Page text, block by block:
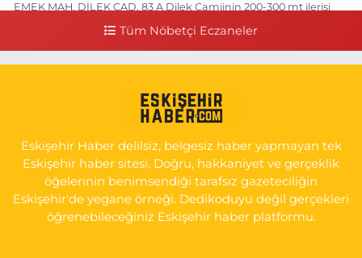
EMEK MAH. DİLEK CAD. 83 A Dilek Camiinin 200-300 mt ilerisi
İSTİKLAL MAH. ŞAİR FUZULİ CAD. NO:35 A HAVA HASTANESİ
KARŞI KÖŞESİ ŞAİR FUZULİ AİLE SAĞLIĞI MERKEZİ KARŞISI
0 (222) 230 11 31 Yol Tarifi Al
Tüm Nöbetçi Eczaneler
Eskişehir Haber delilsiz, belgesiz haber yapmayan tek
Eskişehir haber sitesi. Doğru, hakkaniyet ve gerçeklik
öğelerinin benimsendiği tarafsız gazeteciliğin
Eskişehir'de yegane örneği. Dedikoduyu değil gerçekleri
öğrenebileceğiniz Eskişehir haber platformu.